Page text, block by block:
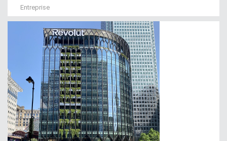
Entreprise